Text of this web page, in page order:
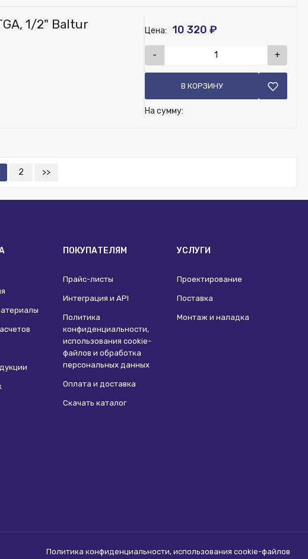
1/2" Baltur Цена: 10 320 ₽
- +
В КОРЗИНУ
На сумму:
2 >>
ПОКУПАТЕЛЯМ
Прайс-листы
Интеграция и API
Политика
конфиденциальности,
использования сookie-
файлов и обработка
персональных данных
Оплата и доставка
Скачать каталог
УСЛУГИ
Проектирование
Поставка
Монтаж и наладка
Политика конфиденциальности, использования сookie-файлов